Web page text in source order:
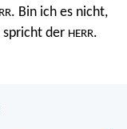
. Bin ich es nicht,
spricht der HERR.